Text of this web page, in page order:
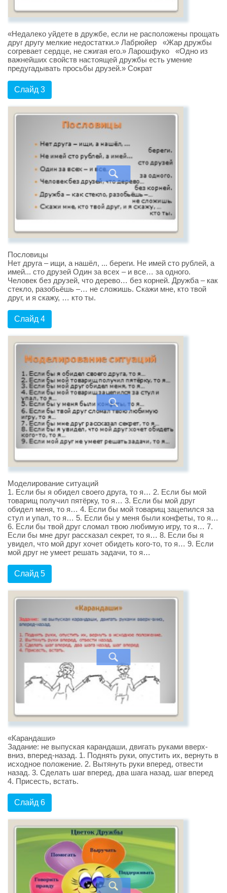
«Недалеко уйдете в дружбе, если не расположены прощать
друг другу мелкие недостатки.» Лабрюйер «Жар дружбы
согревает сердце, не сжигая его.» Ларошфуко «Одно из
важнейших свойств настоящей дружбы есть умение
предугадывать просьбы друзей.» Сократ
Слайд 3
Пословицы
Нет друга – ищи, а нашёл, ... береги. Не имей сто рублей, а
имей... сто друзей Один за всех – и все… за одного.
Человек без друзей, что дерево… без корней. Дружба – как
стекло, разобьёшь –… не сложишь. Скажи мне, кто твой
друг, и я скажу, … кто ты.
Слайд 4
Моделирование ситуаций
1. Если бы я обидел своего друга, то я… 2. Если бы мой
товарищ получил пятёрку, то я… 3. Если бы мой друг
обидел меня, то я… 4. Если бы мой товарищ зацепился за
стул и упал, то я… 5. Если бы у меня были конфеты, то я…
6. Если бы твой друг сломал твою любимую игру, то я… 7.
Если бы мне друг рассказал секрет, то я… 8. Если бы я
увидел, что мой друг хочет обидеть кого-то, то я… 9. Если
мой друг не умеет решать задачи, то я…
Слайд 5
«Карандаши»
Задание: не выпуская карандаши, двигать руками вверх-
вниз, вперед-назад. 1. Поднять руки, опустить их, вернуть в
исходное положение. 2. Вытянуть руки вперед, отвести
назад. 3. Сделать шаг вперед, два шага назад, шаг вперед
4. Присесть, встать.
Слайд 6